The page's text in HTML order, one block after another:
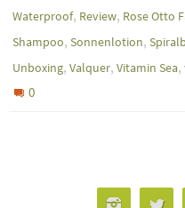
Waterproof, Review, Rose Otto
Shampoo, Sonnenlotion,
Unboxing, Valquer, Vitamin Sea,
0